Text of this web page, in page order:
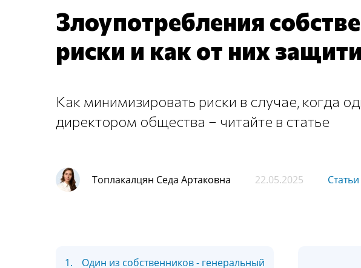
Злоупотребления
риски и как от них
Как минимизировать риски в случае, когда
директором общества – читайте в статье
Топлакалцян Седа Артаковна 22.05.2025
1.
Один из собственников - генеральный